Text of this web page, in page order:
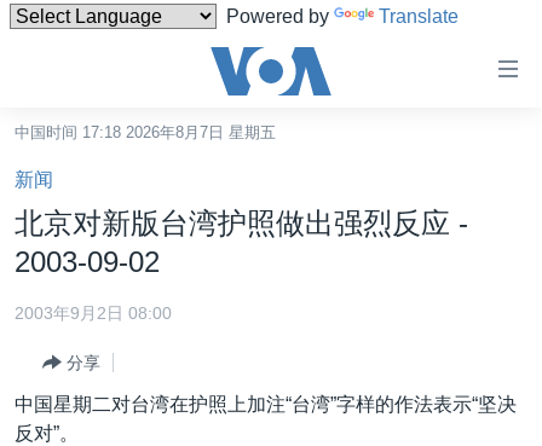
Powered by Translate
碍
链
接
跳
转
内
转
到
国际
最新国际新闻
分类新闻
中国时间 17:18 2026年8月7日 星期五
新闻
北京对新版台湾护照做出强烈反应 -
2003-09-02
2003年9月2日 08:00
分享
中国星期二对台湾在护照上加注“台湾”字样的作法表示“坚决
反对”。